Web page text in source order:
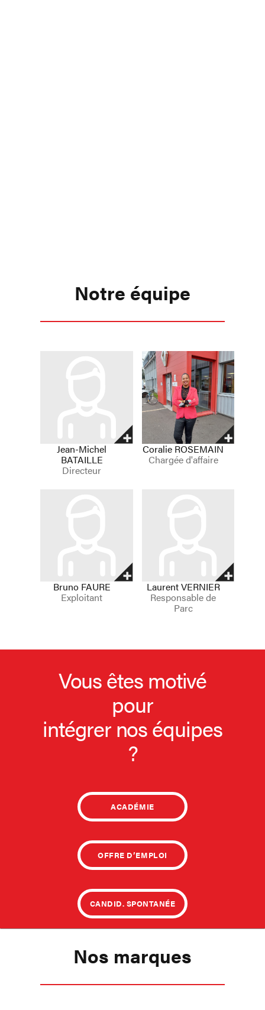
Notre équipe
Jean-Michel
BATAILLE
Directeur
Coralie ROSEMAIN
Chargée d'affaire
Bruno FAURE
Exploitant
LaurentVERNIER
Responsable de
Parc
Vous êtes motivé
pour
intégrer nos équipes
?
ACADÉMIE
OFFRE D’EMPLOI
CANDID. SPONTANÉE
Nos marques